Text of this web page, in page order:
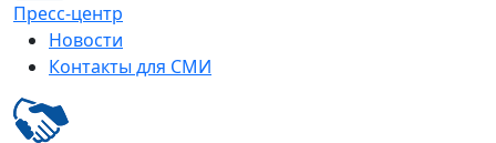
Пресс-центр
Новости
Контакты для СМИ